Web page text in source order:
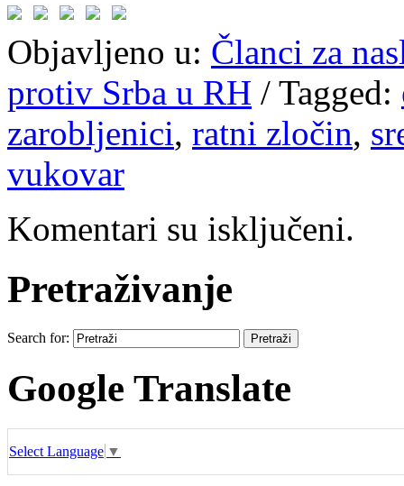
Objavljeno u: Članci za
protiv Srba u RH / Tagged:
zarobljenici, ratni zločin,
vukovar
Komentari su isključeni.
Pretraživanje
Search for:
Google Translate
Select Language ▼